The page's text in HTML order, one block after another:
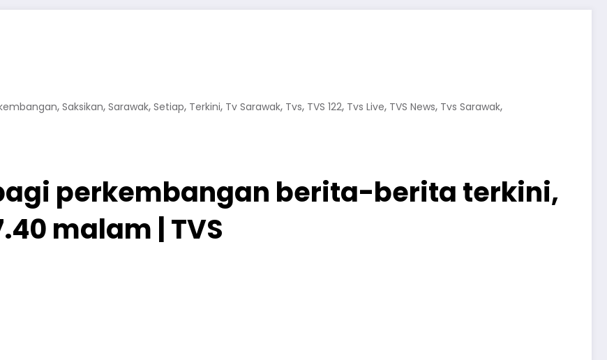
, Saksikan, Sarawak, Setiap, Terkini, Tv Sarawak, Tvs, TVS 122, Tvs Live, TVS News, Tvs Sarawak,
perkembangan berita-berita terkini,
malam | TVS